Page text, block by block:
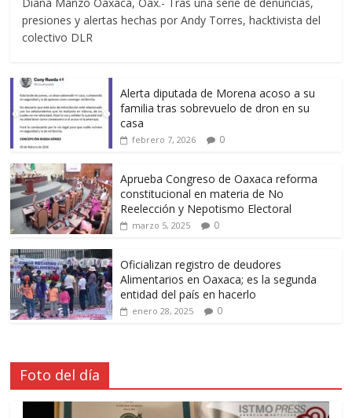
presiones y alertas hechas por Andy Torres, hacktivista del
colectivo DLR
Alerta diputada de Morena acoso a su
familia tras sobrevuelo de dron en su
casa
febrero 7, 2026 0
Aprueba Congreso de Oaxaca reforma
constitucional en materia de No
Reelección y Nepotismo Electoral
marzo 5, 2025 0
Oficializan registro de deudores
Alimentarios en Oaxaca; es la segunda
entidad del país en hacerlo
enero 28, 2025 0
Foto del día